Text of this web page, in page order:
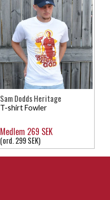
Sam Dodds Heritage
T-shirt Fowler
Medlem 269 SEK
(ord. 299 SEK)